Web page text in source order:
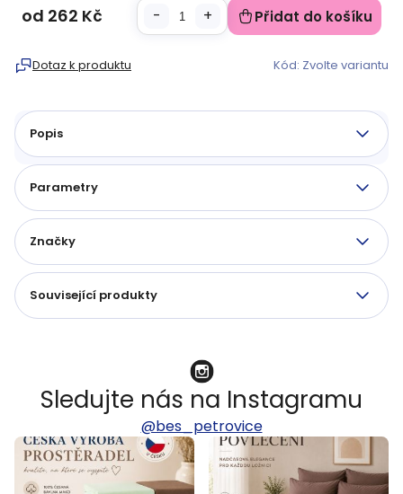
Dotaz k produktu Kód: Zvolte variantu
od 262 Kč Přidat do košíku
Popis
Parametry
Značky
Související produkty
Sledujte nás na Instagramu
@bes_petrovice